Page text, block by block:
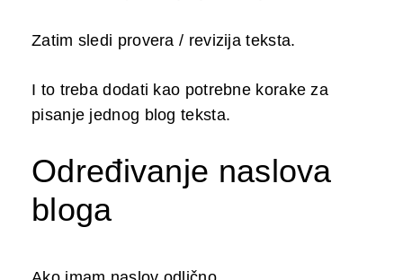
Zatim sledi provera / revizija teksta.
I to treba dodati kao potrebne korake za
pisanje jednog blog teksta.
Određivanje naslova
bloga